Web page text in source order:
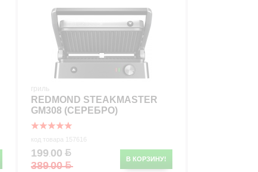
гриль
REDMOND STEAKMASTER
GM308 (СЕРЕБРО)
код товара 157616
В КОРЗИНУ!
199.00
389.00